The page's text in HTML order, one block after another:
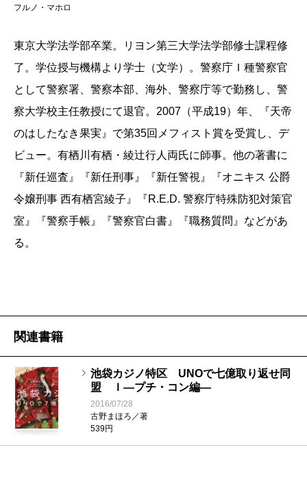
フルノ・マホロ
東京大学法学部卒業。リヨン第三大学法学部修士課程修
了。学位授与機構より学士（文学）。警察庁Ｉ種警察官
として警察署、警察本部、海外、警察庁等で勤務し、警
察大学校主任教授にて退官。2007（平成19）年、『天帝
のはしたなき果実』で第35回メフィスト賞を受賞し、デ
ビュー。有栖川有栖・綾辻行人両氏に師事。他の著書に
『新任巡査』『新任刑事』『新任警視』『オニキス 公爵
令嬢刑事 西有栖宮綾子』『R.E.D. 警察庁特殊防犯対策官
室』『警察手帳』『警察官白書』『職務質問』などがあ
る。
関連書籍
池袋カジノ特区 UNOで七億取り返せ同
盟 Ｉ―プチ・コン編―
2016/07/28
古野まほろ／著
539円